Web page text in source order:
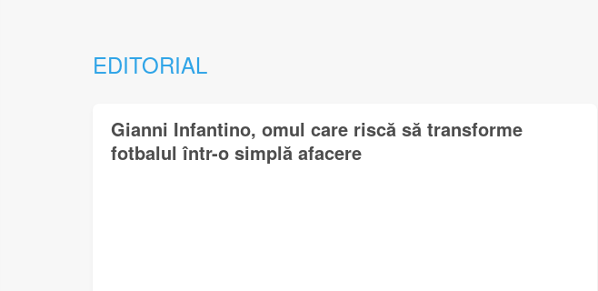
EDITORIAL
Gianni Infantino, omul care riscă să transforme
fotbalul într-o simplă afacere